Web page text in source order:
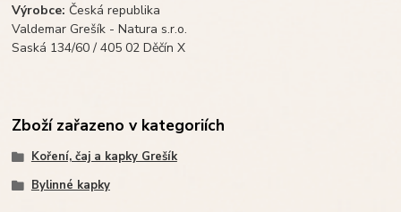
Výrobce: Česká republika
Valdemar Grešík - Natura s.r.o.
Saská 134/60 / 405 02 Děčín X
Zboží zařazeno v kategoriích
Koření, čaj a kapky Grešík
Bylinné kapky